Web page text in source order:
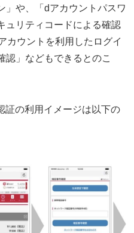
」や、「dアカウントパスワ
ュリティコードによる確認
カウントを利用したログイ
認」などもできるとのこ
証の利用イメージは以下の